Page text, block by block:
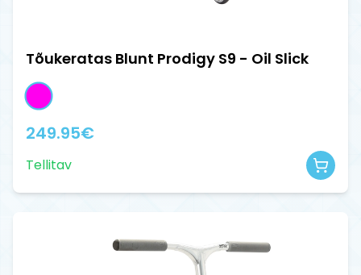
Tõukeratas Blunt Prodigy S9 - Oil Slick
249.95€
Tellitav